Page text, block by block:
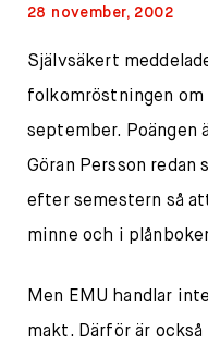
28 november, 2002
Självsäkert
folkomröstningen om
september. Poängen
Göran Persson
efter semestern så
minne och i
Men EMU handlar
makt. Därför är